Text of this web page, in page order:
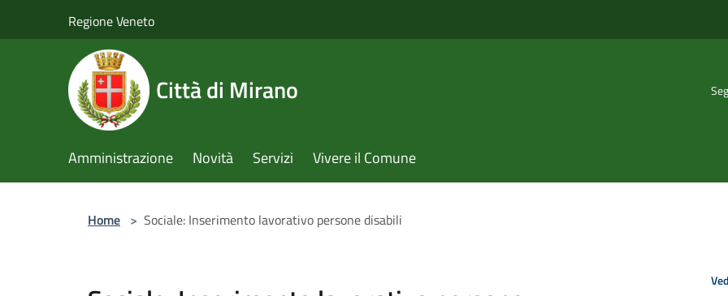
Regione Veneto
Città di Mirano
Amministrazione Novità Servizi Vivere il Comune
Home > Sociale: Inserimento lavorativo persone disabili